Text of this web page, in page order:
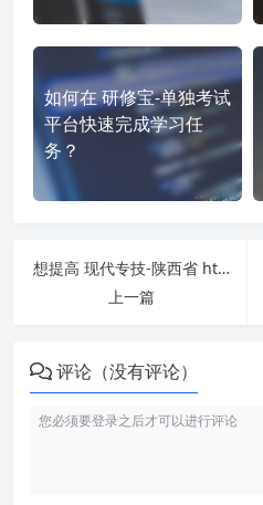
如何在 研修宝-单独考试
平台快速完成学习任
务？
想提高 现代专技-陕西省 https://sx.chinamde.cn/ 刷课效率？看看这些实用技巧
上一篇
评论（没有评论）